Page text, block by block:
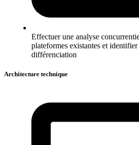
Effectuer une analyse
plateformes existantes et
différenciation
Architecture technique